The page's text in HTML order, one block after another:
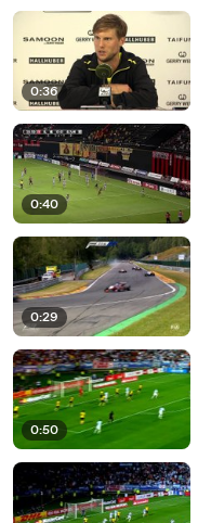
0:36
0:40
0:29
0:50